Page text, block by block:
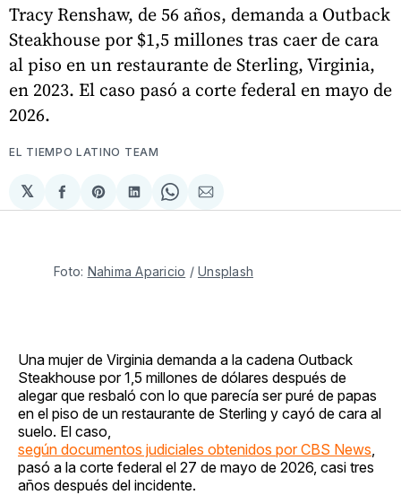
Tracy Renshaw, de 56 años, demanda a Outback
Steakhouse por $1,5 millones tras caer de cara
al piso en un restaurante de Sterling, Virginia,
en 2023. El caso pasó a corte federal en mayo de
2026.
EL TIEMPO LATINO TEAM
𝕏
Compartir
en
Share
on
Compartir
en
Share
on
Compartir
via
Foto: Nahima Aparicio / Unsplash
Una mujer de Virginia demanda a la cadena Outback
Steakhouse por 1,5 millones de dólares después de
alegar que resbaló con lo que parecía ser puré de papas
en el piso de un restaurante de Sterling y cayó de cara al
suelo. El caso,
según documentos judiciales obtenidos por CBS News
pasó a la corte federal el 27 de mayo de 2026, casi tres
años después del incidente.